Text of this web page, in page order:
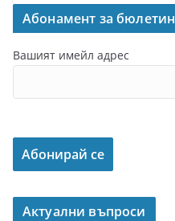
Абонамент за бюлетин
Вашият имейл адрес
Актуални въпроси